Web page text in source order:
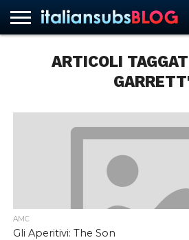
ARTICOLI
AMC
Gli Aperitivi: The Son